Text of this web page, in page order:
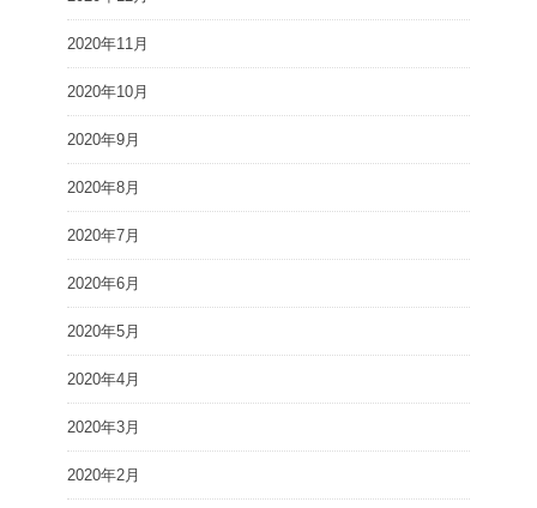
2020年11月
2020年10月
2020年9月
2020年8月
2020年7月
2020年6月
2020年5月
2020年4月
2020年3月
2020年2月